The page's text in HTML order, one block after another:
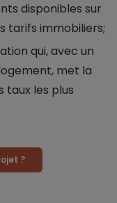
disponibles sur
tarifs immobiliers;
qui, avec un
met la
taux les plus
?